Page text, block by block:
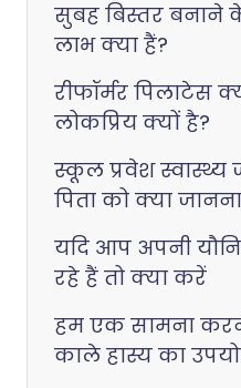
सुबह बिस्तर बनाने
लाभ क्या हैं?
रीफॉर्मर पिलाटेस
लोकप्रिय क्यों है?
स्कूल प्रवेश स्वास्थ्य
पिता को क्या
यदि आप अपनी
रहे हैं तो क्या करें
हम एक सामना
काले हास्य का